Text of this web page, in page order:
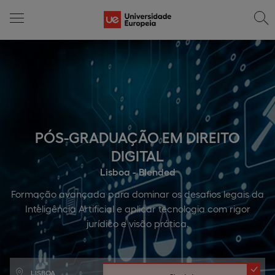
PÓS-GRADUAÇÃO EM DIREITO
DIGITAL
Lisboa - Blended
Formação avançada para dominar os desafios legais da
Inteligência Artificial e aplicar tecnologia com rigor
jurídico e visão prática.
LISBOA